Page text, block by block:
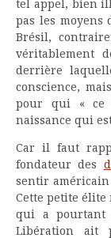
tel appel, bien
pas les moyens
Brésil,
véritablement
derrière
conscience,
pour qui « ce
naissance qui
Car il faut
fondateur des
sentir américain
Cette petite
qui a pourtant
Libération ait